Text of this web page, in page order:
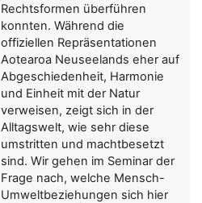
Rechtsformen überführen
konnten. Während die
offiziellen Repräsentationen
Aotearoa Neuseelands eher auf
Abgeschiedenheit, Harmonie
und Einheit mit der Natur
verweisen, zeigt sich in der
Alltagswelt, wie sehr diese
umstritten und machtbesetzt
sind. Wir gehen im Seminar der
Frage nach, welche Mensch-
Umweltbeziehungen sich hier